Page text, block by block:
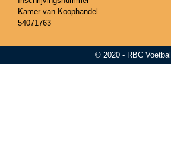
Kamer van Koophandel
54071763
© 2020 - RBC Voetbal